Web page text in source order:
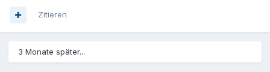
Zitieren
3 Monate später...